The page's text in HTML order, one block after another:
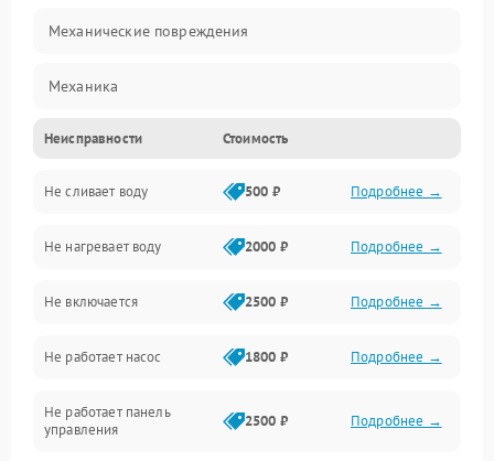
Механические повреждения
Механика
Управление
Электропитание
Датчики
Нагрев
Вода
Гигиена
Неисправности Стоимость
Не сливает воду 500 ₽ Подробнее →
Не нагревает воду 2000 ₽ Подробнее →
Не включается 2500 ₽ Подробнее →
Не работает насос 1800 ₽ Подробнее →
Не работает панель
управления
2500 ₽ Подробнее →